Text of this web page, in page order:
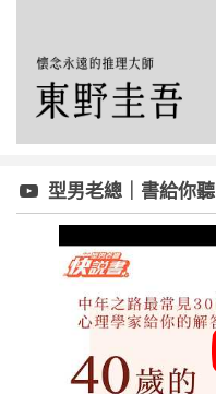
型男老總｜書給你聽